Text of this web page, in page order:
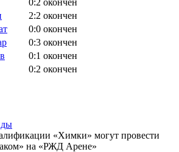
0:2 окончен
2:2 окончен
0:0 окончен
0:3 окончен
0:1 окончен
0:2 окончен
«Химки» могут провести
на «РЖД Арене»